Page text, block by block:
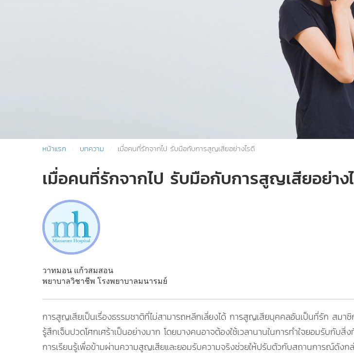
หน้าแรก บทความ เมื่อคนที่รักจากไป รับมือกับการสูญเสียอย่างไรดี
เมื่อคนที่รักจากไป รับมือกับการสูญเสียอย่าง
วาทมอน แก้วสมสอน
พยาบาลวิชาชีพ โรงพยาบาลมนารมย์
การสูญเสียเป็นเรื่องธรรมชาติที่ไม่สามารถหลีกเลี่ยงได้ การสูญเสียบุคคลอันเป็นที่รัก สม
รู้สึกเจ็บปวดโศกเศร้าเป็นอย่างมาก โดยบางคนอาจต้องใช้เวลานานในการทำใจยอมรับกับ
การเรียนรู้เพื่อข้ามผ่านความสูญเสียและยอมรับความจริงช่วยให้ปรับตัวกับสถานการณ์ดังกล่